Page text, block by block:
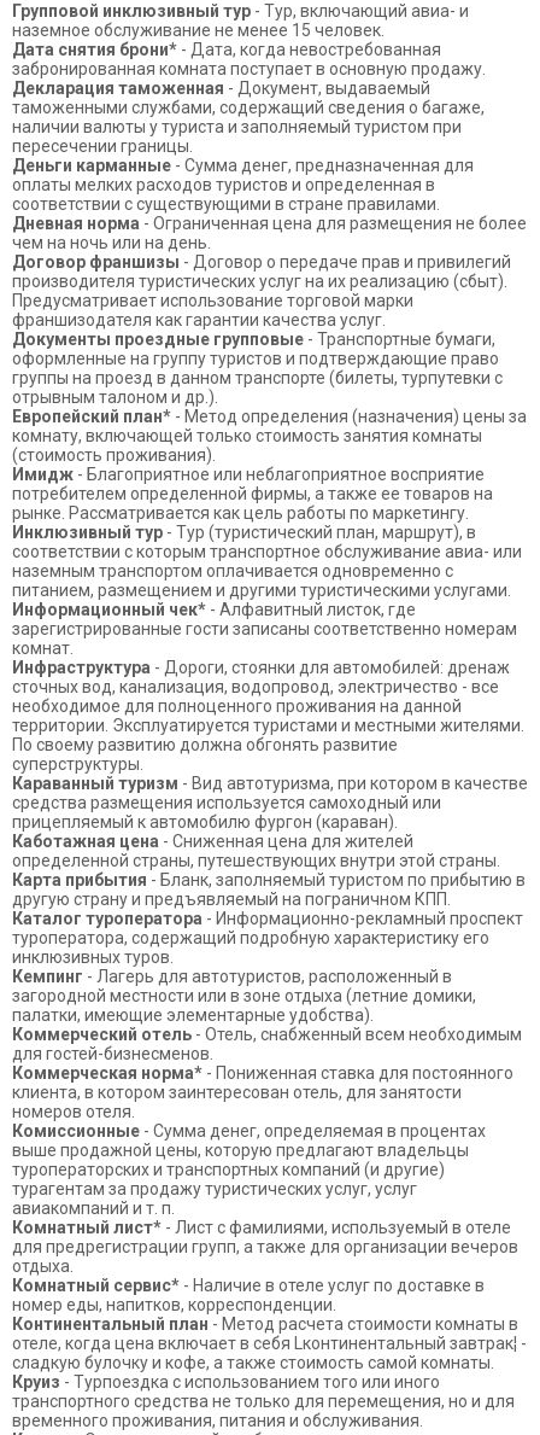
Групповой инклюзивный тур - Тур, включающий авиа- и
наземное обслуживание не менее 15 человек.
Дата снятия брони* - Дата, когда невостребованная
забронированная комната поступает в основную продажу.
Декларация таможенная - Документ, выдаваемый
таможенными службами, содержащий сведения о багаже,
наличии валюты у туриста и заполняемый туристом при
пересечении границы.
Деньги карманные - Сумма денег, предназначенная для
оплаты мелких расходов туристов и определенная в
соответствии с существующими в стране правилами.
Дневная норма - Ограниченная цена для размещения не более
чем на ночь или на день.
Договор франшизы - Договор о передаче прав и привилегий
производителя туристических услуг на их реализацию (сбыт).
Предусматривает использование торговой марки
франшизодателя как гарантии качества услуг.
Документы проездные групповые - Транспортные бумаги,
оформленные на группу туристов и подтверждающие право
группы на проезд в данном транспорте (билеты, турпутевки с
отрывным талоном и др.).
Европейский план* - Метод определения (назначения) цены за
комнату, включающей только стоимость занятия комнаты
(стоимость проживания).
Имидж - Благоприятное или неблагоприятное восприятие
потребителем определенной фирмы, а также ее товаров на
рынке. Рассматривается как цель работы по маркетингу.
Инклюзивный тур - Тур (туристический план, маршрут), в
соответствии с которым транспортное обслуживание авиа- или
наземным транспортом оплачивается одновременно с
питанием, размещением и другими туристическими услугами.
Информационный чек* - Алфавитный листок, где
зарегистрированные гости записаны соответственно номерам
комнат.
Инфраструктура - Дороги, стоянки для автомобилей: дренаж
сточных вод, канализация, водопровод, электричество - все
необходимое для полноценного проживания на данной
территории. Эксплуатируется туристами и местными жителями.
По своему развитию должна обгонять развитие
суперструктуры.
Караванный туризм - Вид автотуризма, при котором в качестве
средства размещения используется самоходный или
прицепляемый к автомобилю фургон (караван).
Каботажная цена - Сниженная цена для жителей
определенной страны, путешествующих внутри этой страны.
Карта прибытия - Бланк, заполняемый туристом по прибытию в
другую страну и предъявляемый на пограничном КПП.
Каталог туроператора - Информационно-рекламный проспект
туроператора, содержащий подробную характеристику его
инклюзивных туров.
Кемпинг - Лагерь для автотуристов, расположенный в
загородной местности или в зоне отдыха (летние домики,
палатки, имеющие элементарные удобства).
Коммерческий отель - Отель, снабженный всем необходимым
для гостей-бизнесменов.
Коммерческая норма* - Пониженная ставка для постоянного
клиента, в котором заинтересован отель, для занятости
номеров отеля.
Комиссионные - Сумма денег, определяемая в процентах
выше продажной цены, которую предлагают владельцы
туроператорских и транспортных компаний (и другие)
турагентам за продажу туристических услуг, услуг
авиакомпаний и т. п.
Комнатный лист* - Лист с фамилиями, используемый в отеле
для предрегистрации групп, а также для организации вечеров
отдыха.
Комнатный сервис* - Наличие в отеле услуг по доставке в
номер еды, напитков, корреспонденции.
Континентальный план - Метод расчета стоимости комнаты в
отеле, когда цена включает в себя Lконтинентальный завтрак¦ -
сладкую булочку и кофе, а также стоимость самой комнаты.
Круиз - Турпоездка с использованием того или иного
транспортного средства не только для перемещения, но и для
временного проживания, питания и обслуживания.